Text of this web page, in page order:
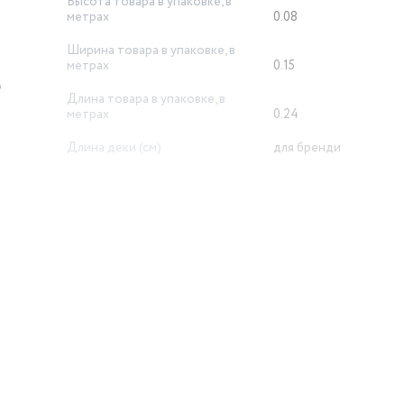
метрах
0.08
Ширина товара в упаковке, в
метрах
0.15
Длина товара в упаковке, в
метрах
0.24
Длина деки (см)
для бренди